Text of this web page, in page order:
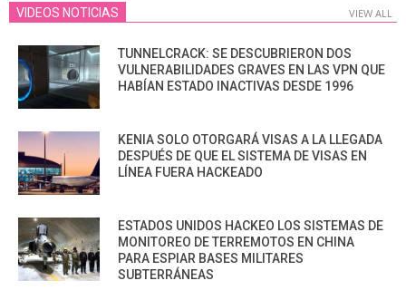
VIDEOS NOTICIAS VIEW ALL
TUNNELCRACK: SE DESCUBRIERON DOS
VULNERABILIDADES GRAVES EN LAS VPN QUE
HABÍAN ESTADO INACTIVAS DESDE 1996
KENIA SOLO OTORGARÁ VISAS A LA LLEGADA
DESPUÉS DE QUE EL SISTEMA DE VISAS EN
LÍNEA FUERA HACKEADO
ESTADOS UNIDOS HACKEO LOS SISTEMAS DE
MONITOREO DE TERREMOTOS EN CHINA
PARA ESPIAR BASES MILITARES
SUBTERRÁNEAS